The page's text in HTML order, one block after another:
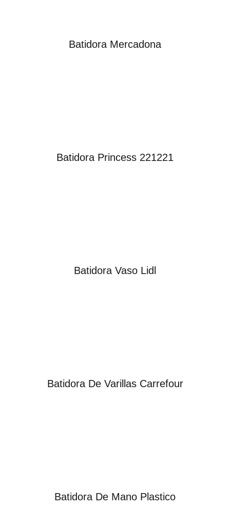
Batidora Mercadona
Batidora Princess 221221
Batidora Vaso Lidl
Batidora De Varillas Carrefour
Batidora De Mano Plastico